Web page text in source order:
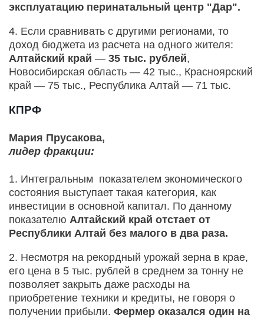
эксплуатацию перинатальный центр "Дар".
4. Если сравнивать с другими регионами, то
доход бюджета из расчета на одного жителя:
Алтайский край — 35 тыс. рублей,
Новосибирская область — 42 тыс., Красноярский
край — 75 тыс., Республика Алтай — 71 тыс.
КПРФ
Мария Прусакова,
лидер фракции:
1. Интегральным показателем экономического
состояния выступает такая категория, как
инвестиции в основной капитал. По данному
показателю Алтайский край отстает от
Республики Алтай без малого в два раза.
2. Несмотря на рекордный урожай зерна в крае,
его цена в 5 тыс. рублей в среднем за тонну не
позволяет закрыть даже расходы на
приобретение техники и кредиты, не говоря о
получении прибыли. Фермер оказался один на